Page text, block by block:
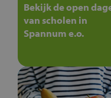
Bekijk de open
van scholen in
Spannum e.o.